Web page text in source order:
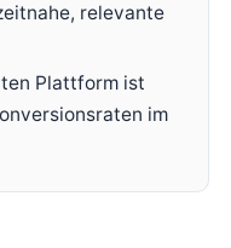
relevante
Plattform ist
im